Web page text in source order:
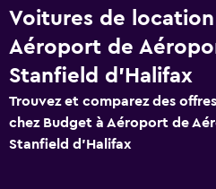
Voitures de
Aéroport de
Stanfield d'Halifax
Trouvez et comparez des
chez Budget à Aéroport de
Stanfield d'Halifax